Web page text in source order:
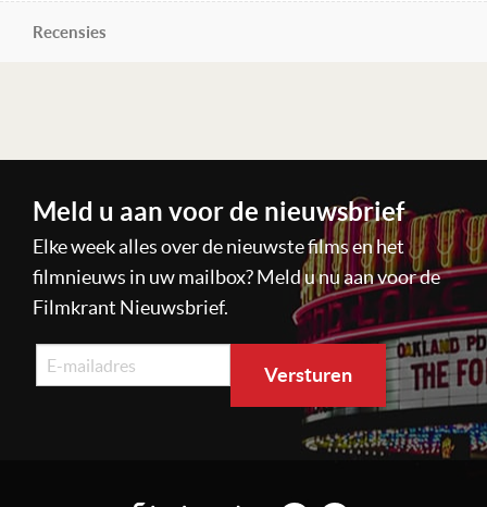
Recensies
Meld u aan voor de nieuwsbrief
Elke week alles over de nieuwste films en het
filmnieuws in uw mailbox? Meld u nu aan voor de
Filmkrant Nieuwsbrief.